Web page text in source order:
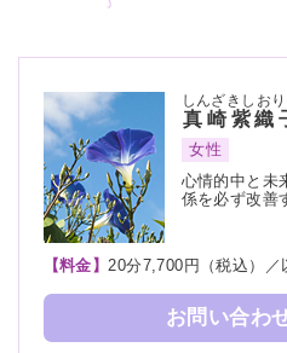
真崎紫織
しんざきしおり
女性
心情的中と未
係を必ず改善
【料金】20分7,700円（税込）／
お問い合わ